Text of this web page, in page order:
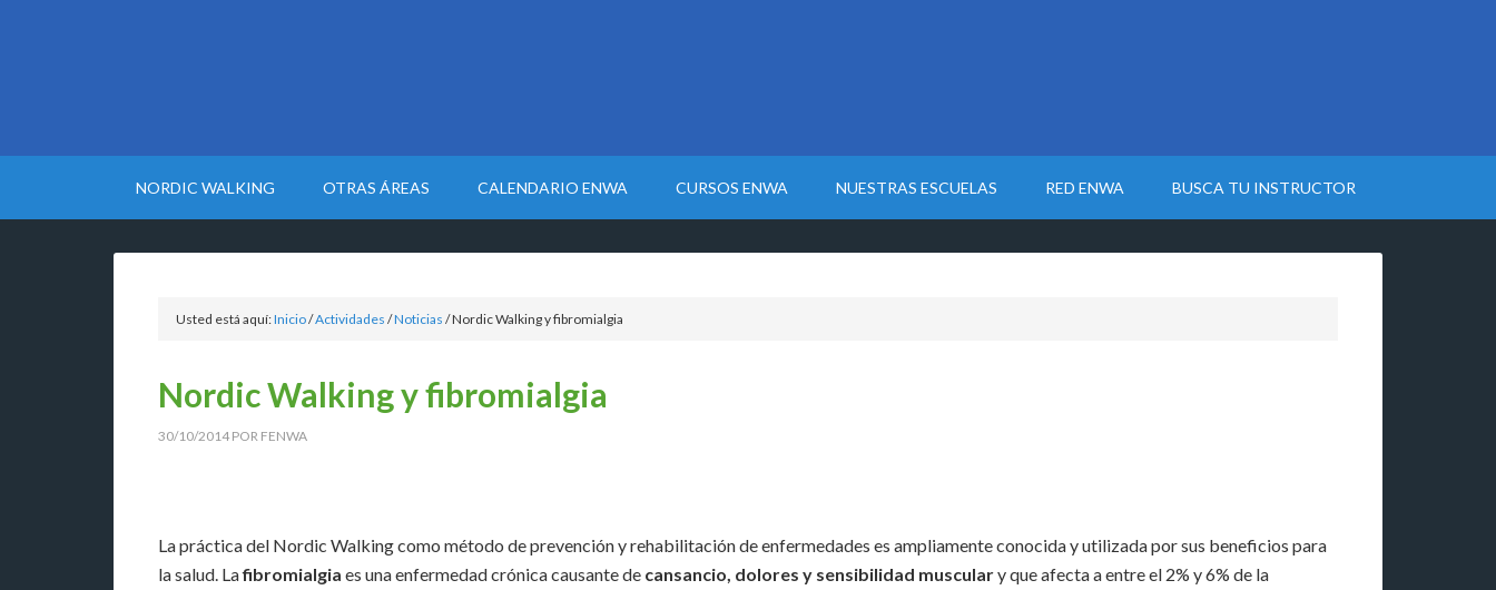
NORDIC WALKING OTRAS ÁREAS CALENDARIO ENWA CURSOS ENWA NUESTRAS ESCUELAS RED ENWA BUSCA TU INSTRUCTOR
Usted está aquí:Inicio/Actividades /Noticias /Nordic Walking y fibromialgia
Nordic Walking y fibromialgia
30/10/2014 POR FENWA
La práctica del Nordic Walking como método de prevención y rehabilitación de enfermedades es ampliamente conocida y utilizada por sus beneficios para
la salud. Lafibromialgia es una enfermedad crónica causante de cansancio, dolores y sensibilidad musculary que afecta a entre el 2% y 6% de la